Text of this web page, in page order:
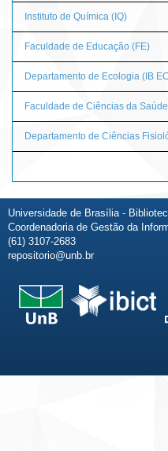
Instituto de Química (IQ)
Faculdade de Educação (FE)
Departamento de Ecologia (IB
Faculdade de Ciências da
Departamento de Ciências
Universidade de Brasília -
Coordenadoria de Gestão da
(61) 3107-2683
repositorio@unb.br